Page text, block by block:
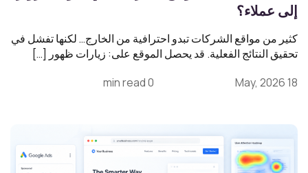
إلى عملاء؟
كثير من مواقع الشركات تبدو احترافية من الخارج… لكنها تفشل في
تحقيق النتائج الفعلية. قد يحصل الموقع على: زيارات ظهور […]
18 May, 2026
0 min read